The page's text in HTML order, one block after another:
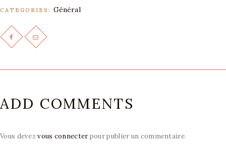
CATEGORIES: Général
ADD COMMENTS
Vous devezvous connecterpour publier un commentaire.